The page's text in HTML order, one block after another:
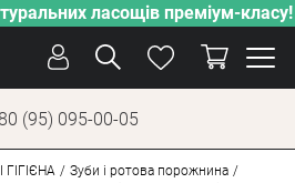
ласощів преміум-класу!
(95) 095-00-05
ГІГІЄНА
Зуби і ротова порожнина